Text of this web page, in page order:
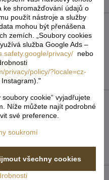
Buďte první!
Reddit LinkedIn WhatsApp
ke shromažďování údajů o
použít nástroje a služby
mohou být přenášena
zemích. „Soubory cookies
služba Google Ads –
privacy/ nebo
privacy/policy/?locale=cz-
cookie“ vyjadřujete
Níže můžete najít podrobné
své preference.
soukromí
všechny cookies